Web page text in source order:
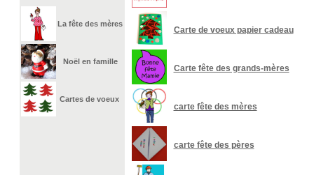
La fête des mères
Noël en famille
Cartes de voeux
Carte de voeux papier cadeau
Carte fête des grands-mères
carte fête des mères
carte fête des pères